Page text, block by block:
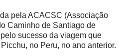
pela ACACSC (Associação
Caminho de Santiago de
sucesso da viagem que
no Peru, no ano anterior.